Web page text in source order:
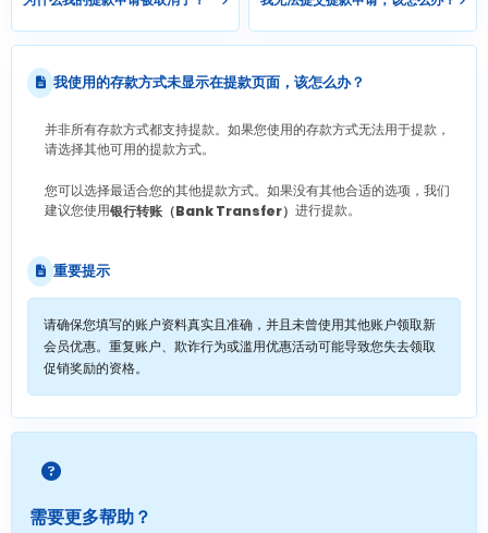
我使用的存款方式未显示在提款页面，该怎么办？
并非所有存款方式都支持提款。如果您使用的存款方式无法用于提款，
请选择其他可用的提款方式。
您可以选择最适合您的其他提款方式。如果没有其他合适的选项，我们
建议您使用银行转账（Bank Transfer） 进行提款。
重要提示
请确保您填写的账户资料真实且准确，并且未曾使用其他账户领取新
会员优惠。重复账户、欺诈行为或滥用优惠活动可能导致您失去领取
促销奖励的资格。
需要更多帮助？